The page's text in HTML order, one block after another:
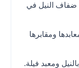
ضفاف النيل في
ومقابرها
ومعبد فيلة.